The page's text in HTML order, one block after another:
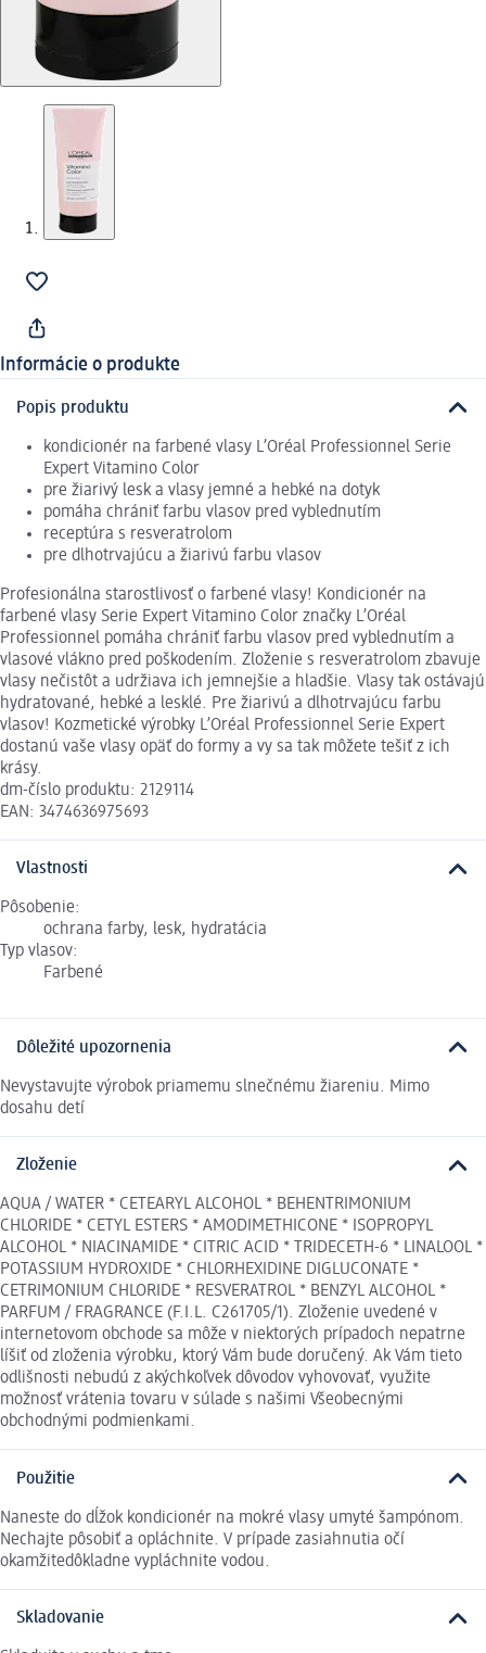
Informácie o produkte
Popis produktu
kondicionér na farbené vlasy L’Oréal Professionnel Serie
Expert Vitamino Color
pre žiarivý lesk a vlasy jemné a hebké na dotyk
pomáha chrániť farbu vlasov pred vyblednutím
receptúra s resveratrolom
pre dlhotrvajúcu a žiarivú farbu vlasov
Profesionálna starostlivosť o farbené vlasy! Kondicionér na
farbené vlasy Serie Expert Vitamino Color značky L’Oréal
Professionnel pomáha chrániť farbu vlasov pred vyblednutím a
vlasové vlákno pred poškodením. Zloženie s resveratrolom zbavuje
vlasy nečistôt a udržiava ich jemnejšie a hladšie. Vlasy tak ostávajú
hydratované, hebké a lesklé. Pre žiarivú a dlhotrvajúcu farbu
vlasov! Kozmetické výrobky L’Oréal Professionnel Serie Expert
dostanú vaše vlasy opäť do formy a vy sa tak môžete tešiť z ich
krásy.
dm-číslo produktu: 2129114
EAN: 3474636975693
Vlastnosti
Pôsobenie:
ochrana farby, lesk, hydratácia
Typ vlasov:
Farbené
Dôležité upozornenia
Nevystavujte výrobok priamemu slnečnému žiareniu. Mimo
dosahu detí
Zloženie
AQUA / WATER * CETEARYL ALCOHOL * BEHENTRIMONIUM
CHLORIDE * CETYL ESTERS * AMODIMETHICONE * ISOPROPYL
ALCOHOL * NIACINAMIDE * CITRIC ACID * TRIDECETH-6 * LINALOOL *
POTASSIUM HYDROXIDE * CHLORHEXIDINE DIGLUCONATE *
CETRIMONIUM CHLORIDE * RESVERATROL * BENZYL ALCOHOL *
PARFUM / FRAGRANCE (F.I.L. C261705/1). Zloženie uvedené v
internetovom obchode sa môže v niektorých prípadoch nepatrne
líšiť od zloženia výrobku, ktorý Vám bude doručený. Ak Vám tieto
odlišnosti nebudú z akýchkoľvek dôvodov vyhovovať, využite
možnosť vrátenia tovaru v súlade s našimi Všeobecnými
obchodnými podmienkami.
Použitie
Naneste do dĺžok kondicionér na mokré vlasy umyté šampónom.
Nechajte pôsobiť a opláchnite. V prípade zasiahnutia očí
okamžitedôkladne vypláchnite vodou.
Skladovanie